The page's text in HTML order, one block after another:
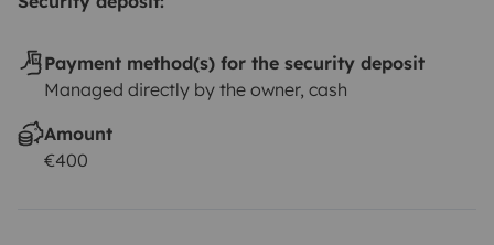
Payment method(s) for the security deposit
Managed directly by the owner, cash
Amount
€400